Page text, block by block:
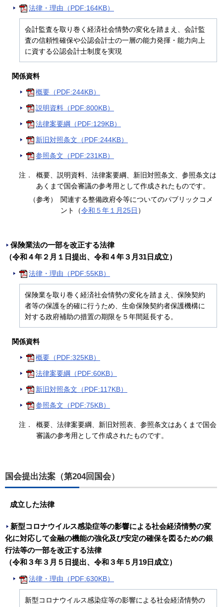
法律・理由（PDF:164KB）
会計監査を取り巻く経済社会情勢の変化を踏まえ、会計監
査の信頼性確保や公認会計士の一層の能力発揮・能力向上
に資する公認会計士制度を実現
関係資料
概要（PDF:244KB）
説明資料（PDF:800KB）
法律案要綱（PDF:129KB）
新旧対照条文（PDF:244KB）
参照条文（PDF:231KB）
注．
概要、説明資料、法律案要綱、新旧対照条文、参照条文は
あくまで国会審議の参考用として作成されたものです。
（参考）
関連する整備政府令等についてのパブリックコメ
ント（令和５年１月25日 ）
保険業法の一部を改正する法律
（令和４年２月１日提出、令和４年３月31日成立）
法律・理由（PDF:55KB）
保険業を取り巻く経済社会情勢の変化を踏まえ、保険契約
者等の保護を的確に行うため、生命保険契約者保護機構に
対する政府補助の措置の期限を５年間延長する。
関係資料
概要（PDF:325KB）
法律案要綱（PDF:60KB）
新旧対照条文（PDF:117KB）
参照条文（PDF:75KB）
注．
概要、法律案要綱、新旧対照表、参照条文はあくまで国会
審議の参考用として作成されたものです。
国会提出法案（第204回国会）
成立した法律
新型コロナウイルス感染症等の影響による社会経済情勢の変
化に対応して金融の機能の強化及び安定の確保を図るための銀
行法等の一部を改正する法律
（令和３年３月５日提出、令和３年５月19日成立）
法律・理由（PDF:630KB）
新型コロナウイルス感染症等の影響による社会経済情勢の